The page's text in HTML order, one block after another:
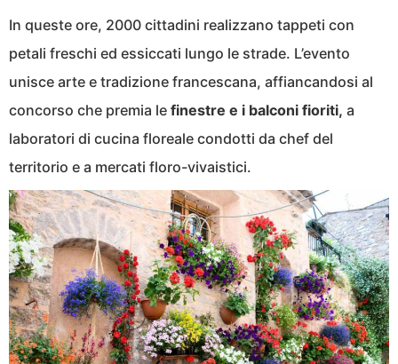
In queste ore, 2000 cittadini realizzano tappeti con
petali freschi ed essiccati lungo le strade. L’evento
unisce arte e tradizione francescana, affiancandosi al
concorso che premia le finestre e i balconi fioriti, a
laboratori di cucina floreale condotti da chef del
territorio e a mercati floro-vivaistici.